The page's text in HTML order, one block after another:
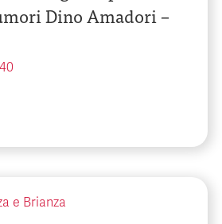
Dino Amadori –
e Brianza